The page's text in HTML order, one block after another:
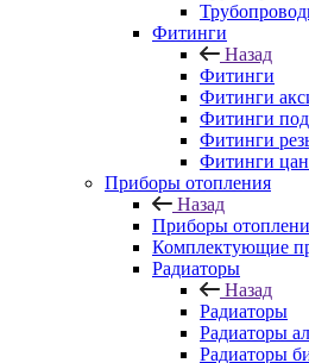
Фитинги
Назад
Фитинги
Фитинги
Фитинги под
Фитинги
Фитинги
Приборы отопления
Назад
Приборы
Комплектующие
Радиаторы
Назад
Радиаторы
Радиаторы
Радиаторы